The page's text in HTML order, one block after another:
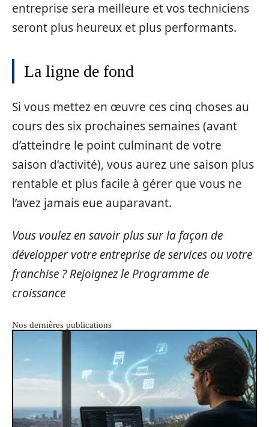
entreprise sera meilleure et vos techniciens
seront plus heureux et plus performants.
La ligne de fond
Si vous mettez en œuvre ces cinq choses au
cours des six prochaines semaines (avant
d’atteindre le point culminant de votre
saison d’activité), vous aurez une saison plus
rentable et plus facile à gérer que vous ne
l’avez jamais eue auparavant.
Vous voulez en savoir plus sur la façon de
développer votre entreprise de services ou votre
franchise ? Rejoignez leProgramme de
croissance
Nos dernières publications